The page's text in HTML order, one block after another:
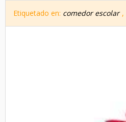
Etiquetado en: comedor escolar ,